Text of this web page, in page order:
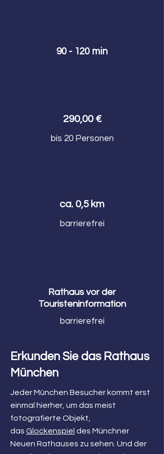
90 - 120 min
290,00 €
bis 20 Personen
ca. 0,5 km
barrierefrei
Rathaus vor der
Touristeninformation
barrierefrei
Erkunden Sie das Rathaus
München
Jeder München Besucher kommt erst
einmal hierher, um das meist
fotografierte Objekt,
das Glockenspiel des Münchner
Neuen Rathauses zu sehen. Und der